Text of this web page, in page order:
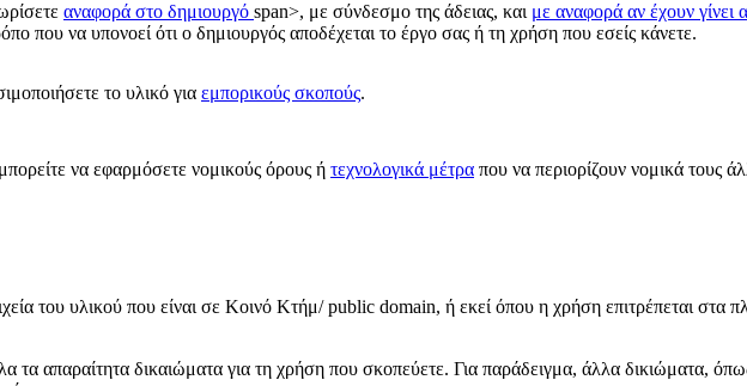
αναφορά στο δημιουργό span>, με σύνδεσμο της άδειας, και με αναφορά αν έχουν γίνει
που να υπονοεί ότι ο δημιουργός αποδέχεται το έργο σας ή τη χρήση που εσείς κάνετε.
το υλικό για εμπορικούς σκοπούς.
να εφαρμόσετε νομικούς όρους ή τεχνολογικά μέτρα που να περιορίζουν νομικά τους
του υλικού που είναι σε Κοινό Κτήμ/ public domain, ή εκεί όπου η χρήση επιτρέπεται στα
τα απαραίτητα δικαιώματα για τη χρήση που σκοπεύετε. Για παράδειγμα, άλλα δικιώματα,